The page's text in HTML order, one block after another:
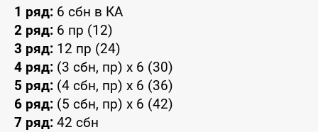
1 ряд: 6 сбн в КА
2 ряд: 6 пр (12)
3 ряд: 12 пр (24)
4 ряд: (3 сбн, пр) x 6 (30)
5 ряд: (4 сбн, пр) x 6 (36)
6 ряд: (5 сбн, пр) x 6 (42)
7 ряд: 42 сбн